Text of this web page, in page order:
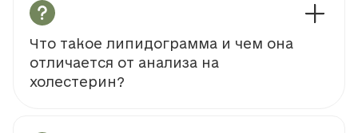
Что такое липидограмма и чем она
отличается от анализа на
холестерин?